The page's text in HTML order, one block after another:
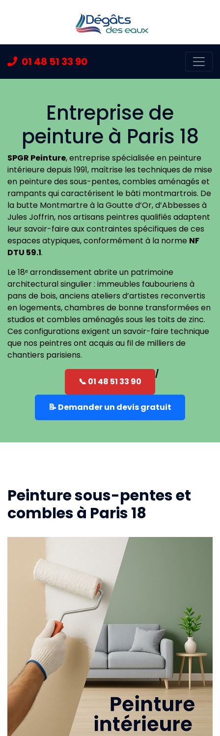
01 48 51 33 90
Entreprise de
peinture à Paris 18
SPGR Peinture, entreprise spécialisée en peinture
intérieure depuis 1991, maîtrise les techniques de mise
en peinture des sous-pentes, combles aménagés et
rampants qui caractérisent le bâti montmartrois. De
la butte Montmartre à la Goutte d’Or, d’Abbesses à
Jules Joffrin, nos artisans peintres qualifiés adaptent
leur savoir-faire aux contraintes spécifiques de ces
espaces atypiques, conformément à la norme NF
DTU 59.1.
Le 18ᵉ arrondissement abrite un patrimoine
architectural singulier : immeubles faubouriens à
pans de bois, anciens ateliers d’artistes reconvertis
en logements, chambres de bonne transformées en
studios et combles aménagés sous les toits de zinc.
Ces configurations exigent un savoir-faire technique
que nos peintres ont acquis au fil de milliers de
chantiers parisiens.
📞 01 48 51 33 90
📝 Demander un devis gratuit
Peinture sous-pentes et
combles à Paris 18